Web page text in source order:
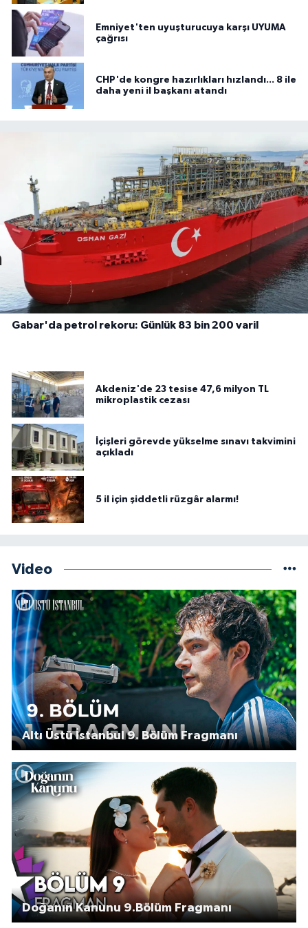
Emniyet'ten uyuşturucuya karşı UYUMA
çağrısı
CHP'de kongre hazırlıkları hızlandı... 8 ile
daha yeni il başkanı atandı
Gabar'da petrol rekoru: Günlük 83 bin 200 varil
Akdeniz'de 23 tesise 47,6 milyon TL
mikroplastik cezası
İçişleri görevde yükselme sınavı takvimini
açıkladı
5 il için şiddetli rüzgâr alarmı!
Video
Altı Üstü İstanbul 9. Bölüm Fragmanı
Doğanın Kanunu 9.Bölüm Fragmanı